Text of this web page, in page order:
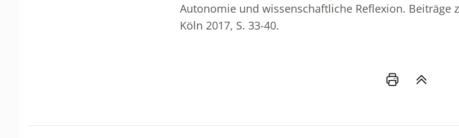
Autonomie und wissenschaftliche Reflexion. Beiträge
Köln 2017, S. 33-40.